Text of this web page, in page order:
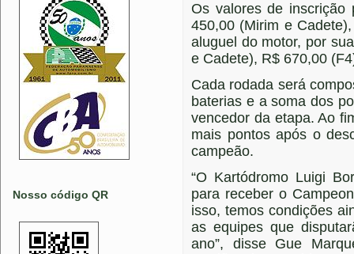
Nosso código QR
Os valores de inscrição
450,00 (Mirim e
aluguel do motor, por
e Cadete), R$ 670,00
Cada rodada será
baterias e a soma dos
vencedor da etapa. Ao
mais pontos após o
campeão.
“O Kartódromo Luigi
para receber o
isso, temos condições
as equipes que
ano”, disse Gue